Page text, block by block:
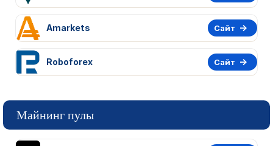
Amarkets Сайт
Roboforex Сайт
Майнинг пулы